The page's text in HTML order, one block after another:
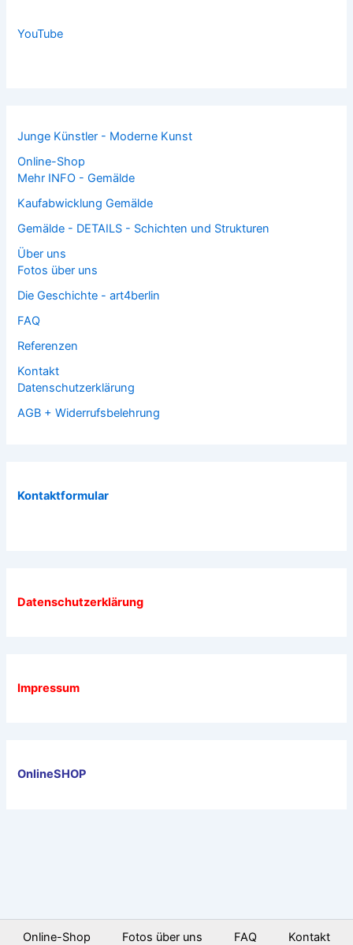
YouTube
Junge Künstler - Moderne Kunst
Online-Shop
Mehr INFO - Gemälde
Kaufabwicklung Gemälde
Gemälde - DETAILS - Schichten und Strukturen
Über uns
Fotos über uns
Die Geschichte - art4berlin
FAQ
Referenzen
Kontakt
Datenschutzerklärung
AGB + Widerrufsbelehrung
Kontaktformular
Datenschutzerklärung
Impressum
OnlineSHOP
Online-Shop Fotos über uns FAQ Kontakt